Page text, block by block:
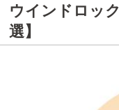
ウインドロッ
選】